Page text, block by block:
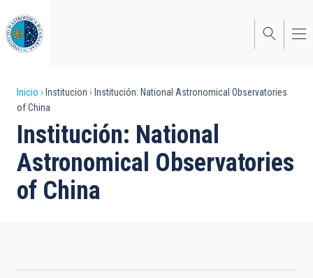
al
contenido
principal
Sobrescribir
enlaces
de
ayuda
a
Inicio Institucion
Institución: National Astronomical Observatories
of China
Institución: National
Astronomical Observatories
of China